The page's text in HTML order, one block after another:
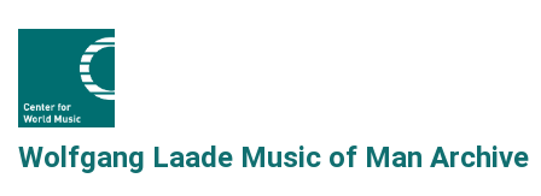
Wolfgang Laade Music of Man Archive